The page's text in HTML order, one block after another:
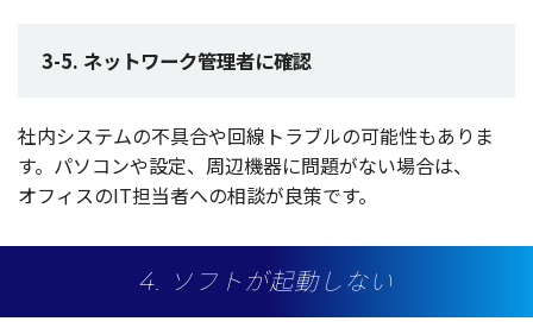
3-5. ネットワーク管理者に確認
社内システムの不具合や回線 トラブルの可能性もありま
す。 パソコンや設定、 周辺機器に問題がない場合は、
オフィスのIT担当者への相談が良策です。
4. ソフトが起動しない